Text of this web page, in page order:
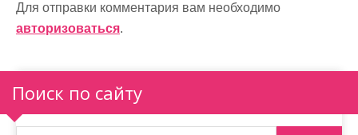
и
я
п
о
Для отправки комментария вам необходимо
авторизоваться.
Поиск по сайту